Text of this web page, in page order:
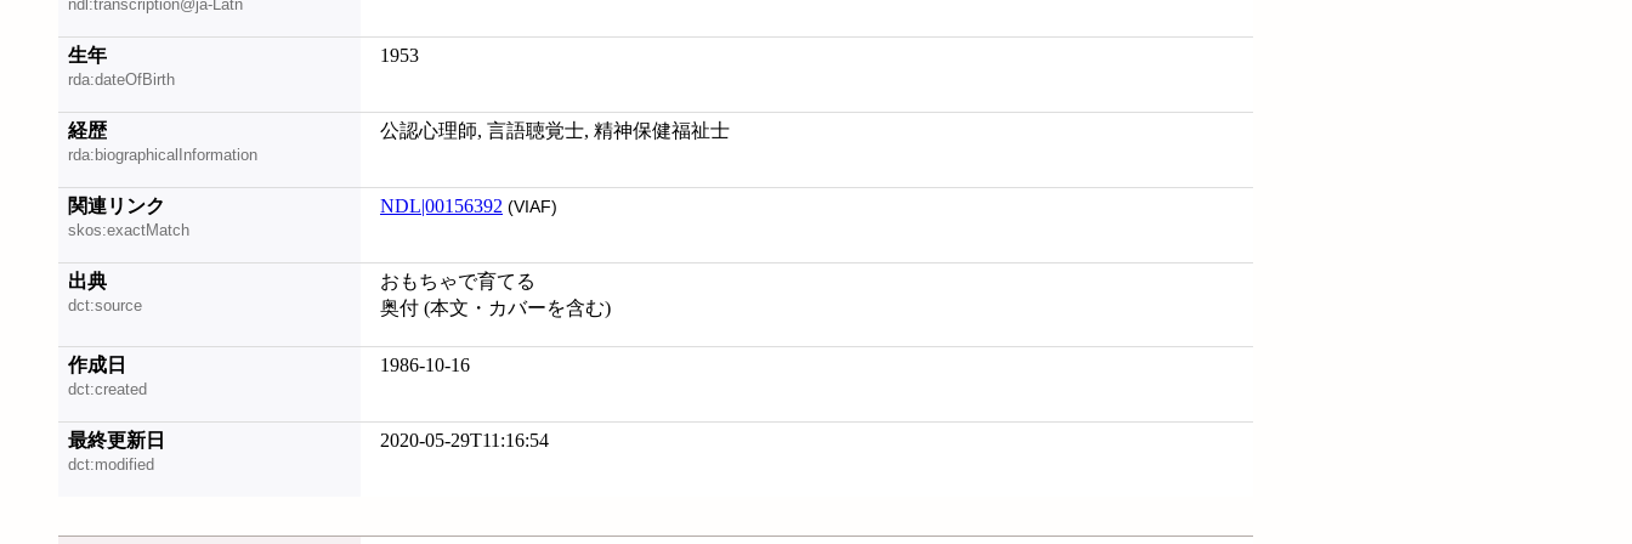
ndl:transcription@ja-Latn
生年
rda:dateOfBirth
1953
経歴
rda:biographicalInformation
公認心理師, 言語聴覚士, 精神保健福祉士
関連リンク
skos:exactMatch
NDL|00156392 (VIAF)
出典
dct:source
おもちゃで育てる
奥付 (本文・カバーを含む)
作成日
dct:created
1986-10-16
最終更新日
dct:modified
2020-05-29T11:16:54